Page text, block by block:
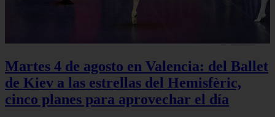
Martes 4 de agosto en Valencia: del Ballet
de Kiev a las estrellas del Hemisfèric,
cinco planes para aprovechar el día